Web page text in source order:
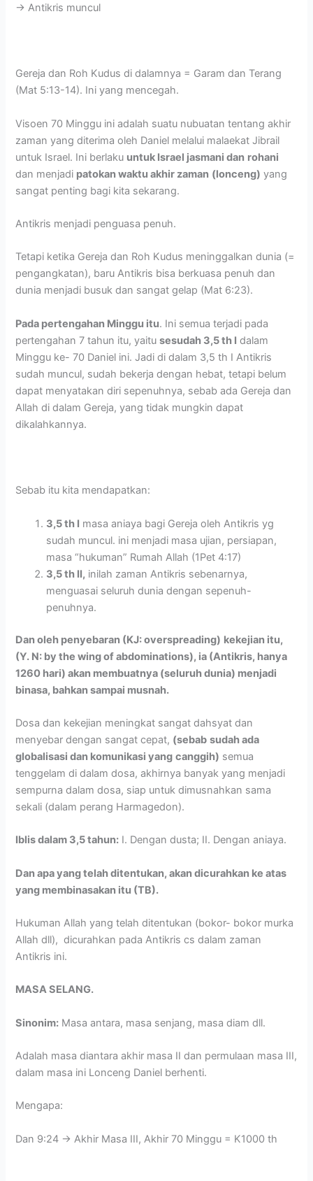
-> Antikris muncul
Gereja dan Roh Kudus di dalamnya = Garam dan Terang
(Mat 5:13-14). Ini yang mencegah.
Visoen 70 Minggu ini adalah suatu nubuatan tentang akhir
zaman yang diterima oleh Daniel melalui malaekat Jibrail
untuk Israel. Ini berlaku untuk Israel jasmani dan rohani
dan menjadi patokan waktu akhir zaman (lonceng) yang
sangat penting bagi kita sekarang.
Antikris menjadi penguasa penuh.
Tetapi ketika Gereja dan Roh Kudus meninggalkan dunia (=
pengangkatan), baru Antikris bisa berkuasa penuh dan
dunia menjadi busuk dan sangat gelap (Mat 6:23).
Pada pertengahan Minggu itu. Ini semua terjadi pada
pertengahan 7 tahun itu, yaitusesudah 3,5 th I dalam
Minggu ke- 70 Daniel ini. Jadi di dalam 3,5 th I Antikris
sudah muncul, sudah bekerja dengan hebat, tetapi belum
dapat menyatakan diri sepenuhnya, sebab ada Gereja dan
Allah di dalam Gereja, yang tidak mungkin dapat
dikalahkannya.
Sebab itu kita mendapatkan:
3,5 th I masa aniaya bagi Gereja oleh Antikris yg
sudah muncul. ini menjadi masa ujian, persiapan,
masa “hukuman” Rumah Allah (1Pet 4:17)
3,5 th II, inilah zaman Antikris sebenarnya,
menguasai seluruh dunia dengan sepenuh-
penuhnya.
Dan oleh penyebaran (KJ: overspreading) kekejian itu,
(Y. N: by the wing of abdominations), ia (Antikris, hanya
1260 hari) akan membuatnya (seluruh dunia) menjadi
binasa, bahkan sampai musnah.
Dosa dan kekejian meningkat sangat dahsyat dan
menyebar dengan sangat cepat, (sebab sudah ada
globalisasi dan komunikasi yang canggih) semua
tenggelam di dalam dosa, akhirnya banyak yang menjadi
sempurna dalam dosa, siap untuk dimusnahkan sama
sekali (dalam perang Harmagedon).
Iblis dalam 3,5 tahun: I. Dengan dusta; II. Dengan aniaya.
Dan apa yang telah ditentukan, akan dicurahkan ke atas
yang membinasakan itu (TB).
Hukuman Allah yang telah ditentukan (bokor- bokor murka
Allah dll), dicurahkan pada Antikris cs dalam zaman
Antikris ini.
MASA SELANG.
Sinonim: Masa antara, masa senjang, masa diam dll.
Adalah masa diantara akhir masa II dan permulaan masa III,
dalam masa ini Lonceng Daniel berhenti.
Mengapa:
Dan 9:24 -> Akhir Masa III, Akhir 70 Minggu = K1000 th